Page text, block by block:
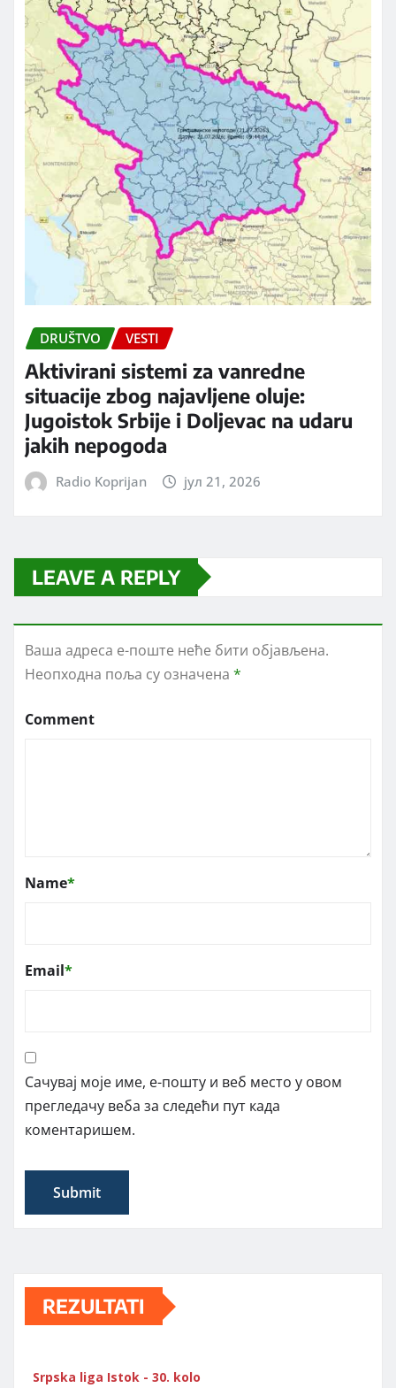
DRUŠTVO VESTI
Aktivirani sistemi za vanredne
situacije zbog najavljene oluje:
Jugoistok Srbije i Doljevac na udaru
jakih nepogoda
Radio Koprijan јул 21, 2026
LEAVE A REPLY
Ваша адреса е-поште неће бити објављена.
Неопходна поља су означена *
Comment
Name*
Email*
Сачувај моје име, е-пошту и веб место у овом
прегледачу веба за следећи пут када
коментаришем.
REZULTATI